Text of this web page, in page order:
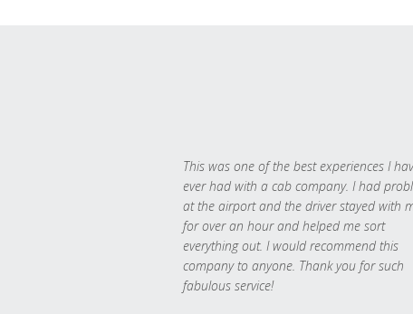
This was one of the best experiences I
ever had with a cab company. I had
at the airport and the driver stayed with
for over an hour and helped me sort
everything out. I would recommend this
company to anyone. Thank you for such
fabulous service!